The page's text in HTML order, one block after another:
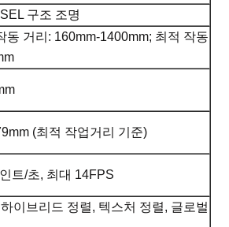
구조 조명
동 거리: 160mm-1400mm; 최적 작동
(최적 작업거리 기준)
트/초, 최대 14FPS
이브리드 정렬, 텍스처 정렬, 글로벌